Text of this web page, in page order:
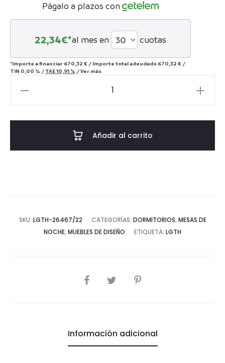
Págalo a plazos con
22,34€*al mes en cuotas
*Importe a financiar 670,32 € / Importe total adeudado 670,32 € /
TIN 0,00 % / TAE10,91 % /Ver más
Añadir al carrito
SKU: LGTH-26467/22 CATEGORÍAS: DORMITORIOS, MESAS DE
NOCHE, MUEBLES DE DISEÑO ETIQUETA: LGTH
COMPARTIR
Información adicional